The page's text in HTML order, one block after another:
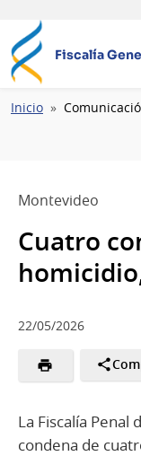
Fiscalía
Ruta
Inicio
Montevideo
Cuatro
22/05/2026
La Fiscalía Penal
condena de